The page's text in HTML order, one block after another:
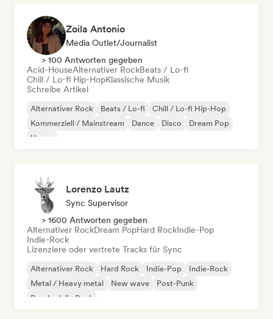
Zoila Antonio
Media Outlet/Journalist
> 100 Antworten gegeben
Acid-HouseAlternativer RockBeats / Lo-fi
Chill / Lo-fi Hip-HopKlassische Musik
Schreibe Artikel
Alternativer Rock Beats / Lo-fi
Chill / Lo-fi Hip-Hop
Kommerziell / Mainstream
Dance Disco
Dream Pop
House
Lorenzo Lautz
Sync Supervisor
> 1600 Antworten gegeben
Alternativer RockDream PopHard RockIndie-Pop
Indie-Rock
Lizenziere oder vertrete Tracks für Sync
Alternativer Rock Hard Rock Indie-Pop
Indie-Rock
Metal / Heavy metal
New wave
Post-Punk
Psychedelic Rock